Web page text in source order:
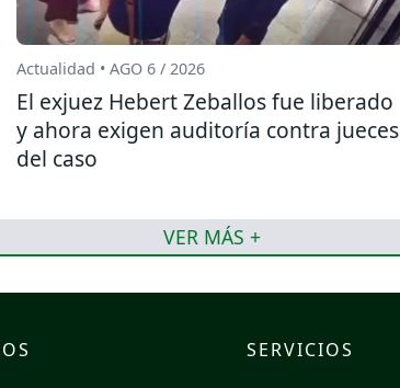
Actualidad • AGO 6 / 2026
El exjuez Hebert Zeballos fue liberado
y ahora exigen auditoría contra jueces
del caso
VER MÁS +
SERVICIOS